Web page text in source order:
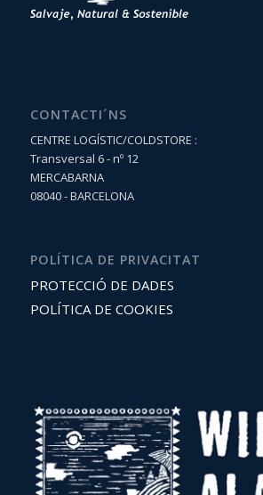
CONTACTI´NS
CENTRE LOGÍSTIC/COLDSTORE :
Transversal 6 - nº 12
MERCABARNA
08040 - BARCELONA
POLÍTICA DE PRIVACITAT
PROTECCIÓ DE DADES
POLÍTICA DE COOKIES